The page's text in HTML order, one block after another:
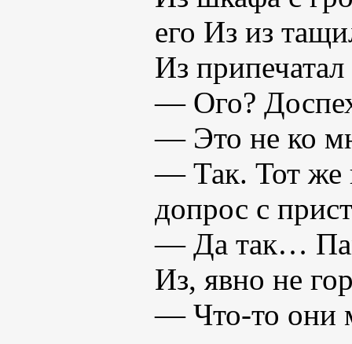
его Из из
Из
— Ого?
— Это не ко
— Так. Тот же
допрос с
— Да так…
Из, явно не
— Что-то они